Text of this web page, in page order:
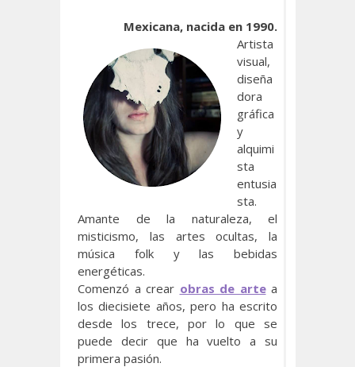
Mexicana, nacida en 1990.
Artista
visual,
diseña
dora
gráfica
y
alquimi
sta
entusia
sta.
Amante de la naturaleza, el
misticismo, las artes ocultas, la
música folk y las bebidas
energéticas.
Comenzó a crear obras de artea
los diecisiete años, pero ha escrito
desde los trece, por lo que se
puede decir que ha vuelto a su
primera pasión.